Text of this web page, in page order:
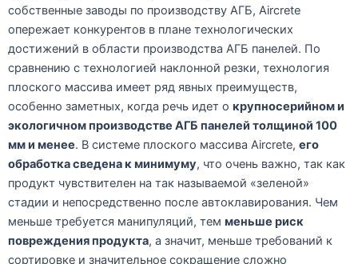
собственные заводы по производству АГБ, Aircrete
опережает конкурентов в плане технологических
достижений в области производства АГБ панелей. По
сравнению с технологией наклонной резки, технология
плоского массива имеет ряд явных преимуществ,
особенно заметных, когда речь идет о крупносерийном и
экологичном производстве АГБ панелей толщиной 100
мм и менее. В системе плоского массива Aircrete, его
обработка сведена к минимуму, что очень важно, так как
продукт чувствителен на так называемой «зеленой»
стадии и непосредственно после автоклавирования. Чем
меньше требуется манипуляций, тем меньше риск
повреждения продукта, а значит, меньше требований к
сортировке и значительное сокращение сложно